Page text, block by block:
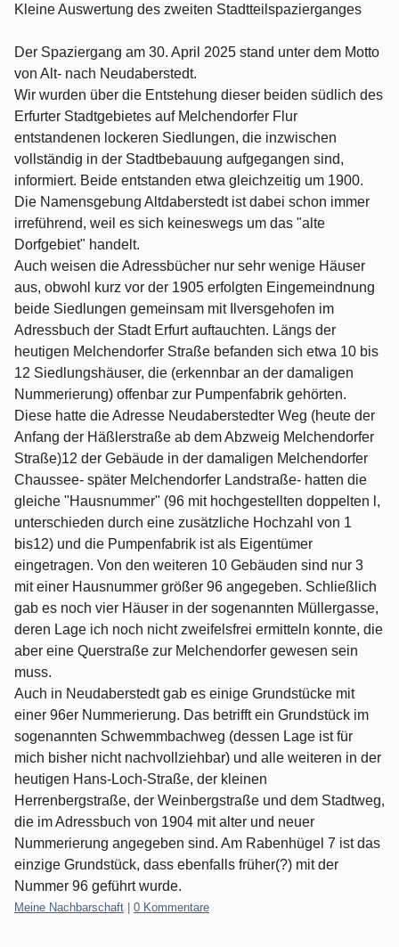
Kleine Auswertung des zweiten Stadtteilspazierganges
Der Spaziergang am 30. April 2025 stand unter dem Motto
von Alt- nach Neudaberstedt.
Wir wurden über die Entstehung dieser beiden südlich des
Erfurter Stadtgebietes auf Melchendorfer Flur
entstandenen lockeren Siedlungen, die inzwischen
vollständig in der Stadtbebauung aufgegangen sind,
informiert. Beide entstanden etwa gleichzeitig um 1900.
Die Namensgebung Altdaberstedt ist dabei schon immer
irreführend, weil es sich keineswegs um das "alte
Dorfgebiet" handelt.
Auch weisen die Adressbücher nur sehr wenige Häuser
aus, obwohl kurz vor der 1905 erfolgten Eingemeindnung
beide Siedlungen gemeinsam mit Ilversgehofen im
Adressbuch der Stadt Erfurt auftauchten. Längs der
heutigen Melchendorfer Straße befanden sich etwa 10 bis
12 Siedlungshäuser, die (erkennbar an der damaligen
Nummerierung) offenbar zur Pumpenfabrik gehörten.
Diese hatte die Adresse Neudaberstedter Weg (heute der
Anfang der Häßlerstraße ab dem Abzweig Melchendorfer
Straße)12 der Gebäude in der damaligen Melchendorfer
Chaussee- später Melchendorfer Landstraße- hatten die
gleiche "Hausnummer" (96 mit hochgestellten doppelten l,
unterschieden durch eine zusätzliche Hochzahl von 1
bis12) und die Pumpenfabrik ist als Eigentümer
eingetragen. Von den weiteren 10 Gebäuden sind nur 3
mit einer Hausnummer größer 96 angegeben. Schließlich
gab es noch vier Häuser in der sogenannten Müllergasse,
deren Lage ich noch nicht zweifelsfrei ermitteln konnte, die
aber eine Querstraße zur Melchendorfer gewesen sein
muss.
Auch in Neudaberstedt gab es einige Grundstücke mit
einer 96er Nummerierung. Das betrifft ein Grundstück im
sogenannten Schwemmbachweg (dessen Lage ist für
mich bisher nicht nachvollziehbar) und alle weiteren in der
heutigen Hans-Loch-Straße, der kleinen
Herrenbergstraße, der Weinbergstraße und dem Stadtweg,
die im Adressbuch von 1904 mit alter und neuer
Nummerierung angegeben sind. Am Rabenhügel 7 ist das
einzige Grundstück, dass ebenfalls früher(?) mit der
Nummer 96 geführt wurde.
Kategorien:
Meine Nachbarschaft 0 Kommentare